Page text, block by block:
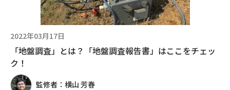
2022年03月17日
「地盤調査」とは？「地盤調査報告書」はここをチェッ
ク！
監修者：横山 芳春